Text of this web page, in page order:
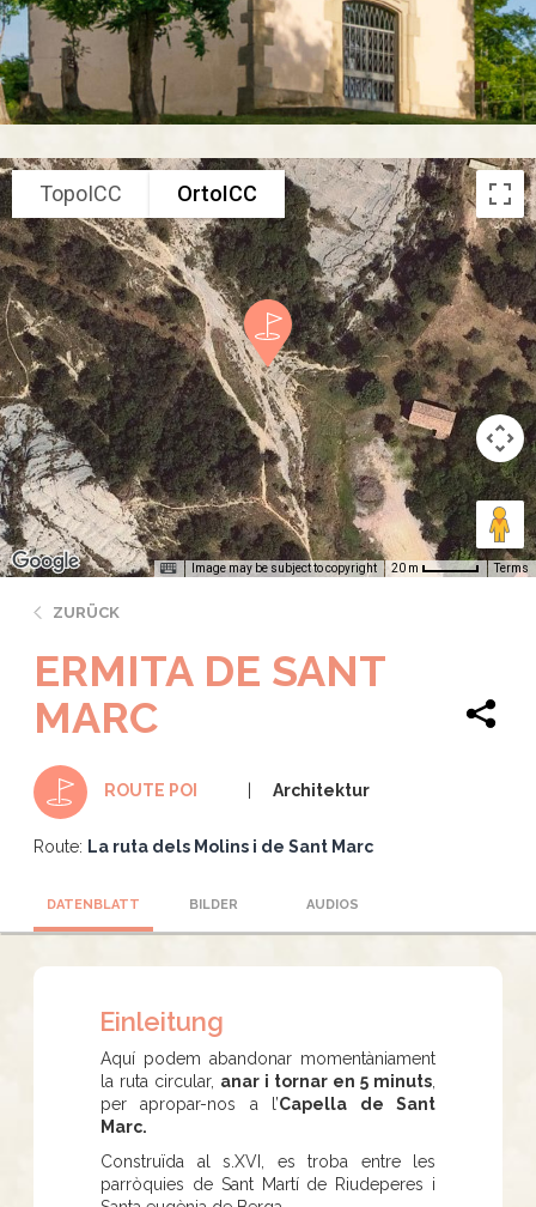
TopoICC OrtoICC
Image may be subject to copyright 20 m Terms
ZURÜCK
ERMITA DE SANT
MARC
ROUTE POI Architektur
Route: La ruta dels Molins i de Sant Marc
DATENBLATT BILDER AUDIOS
Einleitung
Aquí podem abandonar momentàniament
la ruta circular, anar i tornar en 5 minuts
per apropar-nos a l’Capella de Sant
Marc.
Construïda al s.XVI, es troba entre les
parròquies de Sant Martí de Riudeperes i